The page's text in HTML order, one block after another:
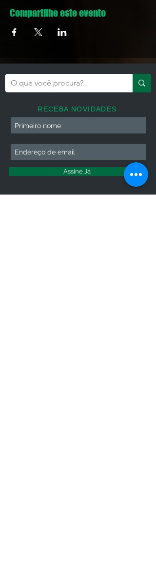
Compartilhe este evento
RECEBA NOVIDADES
Assine Já